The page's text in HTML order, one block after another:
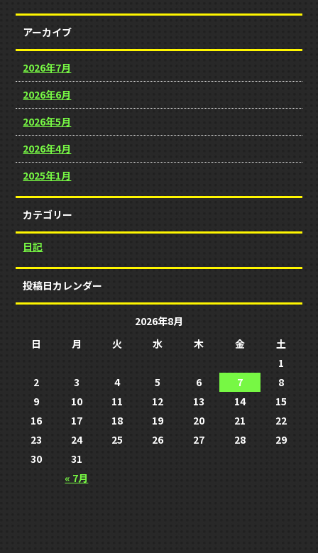
アーカイブ
2026年7月
2026年6月
2026年5月
2026年4月
2025年1月
カテゴリー
日記
投稿日カレンダー
2026年8月
日
月 火 水 木 金 土
« 7月
1
2
3 4 5 6 7
8
9
10 11 12 13 14
15
16
17 18 19 20 21
22
23
24 25 26 27 28
29
30
31